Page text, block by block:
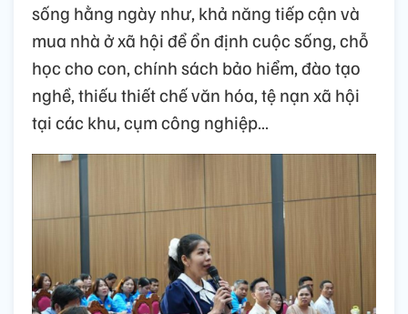
sống hằng ngày như, khả năng tiếp cận và
mua nhà ở xã hội để ổn định cuộc sống, chỗ
học cho con, chính sách bảo hiểm, đào tạo
nghề, thiếu thiết chế văn hóa, tệ nạn xã hội
tại các khu, cụm công nghiệp…